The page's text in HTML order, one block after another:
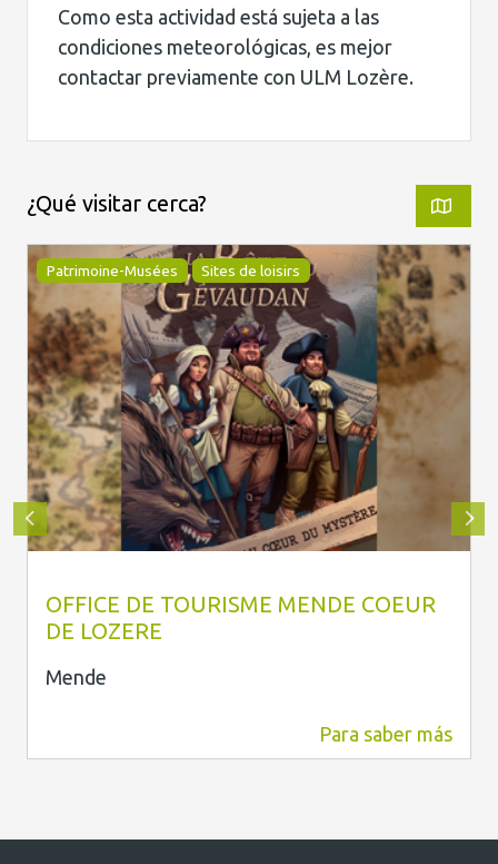
Como esta actividad está sujeta a las
condiciones meteorológicas, es mejor
contactar previamente con ULM Lozère.
¿Qué visitar cerca?
Patrimoine-Musées Sites de loisirs
OFFICE DE TOURISME MENDE COEUR
DE LOZERE
Mende
Para saber más